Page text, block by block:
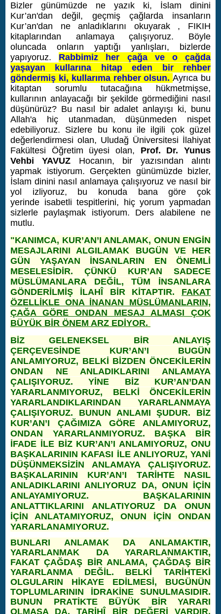
Bizler günümüzde ne yazık ki, İslam dinini
Kur’an'dan değil, geçmiş çağlarda insanların
Kur’an'dan ne anladıklarını okuyarak , FIKIH
kitaplarından anlamaya çalışıyoruz. Böyle
oluncada onların yaptığı yanlışları, bizlerde
yapıyoruz. Rabbimiz her çağa ve o çağda
yaşayan kullarına hitap eden bir rehber
göndermiş ki, kullarıma rehber olsun.Ayrıca bu
kitaptan sorumlu tutacağına hükmetmişse,
kullarının anlayacağı bir şekilde görmediğini nasıl
düşünürüz? Bu nasıl bir adalet anlayışı ki, bunu
Allah'a hiç utanmadan, düşünmeden nispet
edebiliyoruz. Sizlere bu konu ile ilgili çok güzel
değerlendirmesi olan, Uludağ Üniversitesi İlahiyat
Fakültesi Öğretim üyesi olan, Prof. Dr. Yunus
Vehbi YAVUZ Hocanın, bir yazısından alıntı
yapmak istiyorum. Gerçekten günümüzde bizler,
İslam dinini nasıl anlamaya çalışıyoruz ve nasıl bir
yol izliyoruz, bu konuda bana göre çok
yerinde isabetli tespitlerini, hiç yorum yapmadan
sizlerle paylaşmak istiyorum. Ders alabilene ne
mutlu.
"KANIMCA, KUR’AN’I ANLAMAK, ONUN ENGİN
MESAJLARINI ALGILAMAK BUGÜN VE HER
GÜN YAŞAYAN İNSANLARIN EN ÖNEMLİ
MESELESİDİR. ÇÜNKÜ KUR’AN SADECE
MÜSLÜMANLARA DEĞİL, TÜM İNSANLARA
GÖNDERİLMİŞ İLAHÎ BİR KİTAPTIR. FAKAT
ÖZELLİKLE ONA İNANAN MÜSLÜMANLARIN,
ÇAĞA GÖRE ONDAN MESAJ ALMASI ÇOK
BÜYÜK BİR ÖNEM ARZ EDİYOR.
BİZ GELENEKSEL BİR ANLAYIŞ
ÇERÇEVESİNDE KUR’AN’I BUGÜN
ANLAMIYORUZ, BELKİ BİZDEN ÖNCEKİLERİN
ONDAN NE ANLADIKLARINI ANLAMAYA
ÇALIŞIYORUZ. YİNE BİZ KUR’AN’DAN
YARARLANMIYORUZ, BELKİ ÖNCEKİLERİN
YARARLANDIKLARINDAN YARARLANMAYA
ÇALIŞIYORUZ. BUNUN ANLAMI ŞUDUR. BİZ
KUR’AN’I ÇAĞIMIZA GÖRE ANLAMIYORUZ,
ONDAN YARARLANMIYORUZ. BAŞKA BİR
İFADE İLE BİZ KUR’AN’I ANLAMIYORUZ, ONU
BAŞKALARININ KAFASI İLE ANLIYORUZ, YANİ
DÜŞÜNMEKSİZİN ANLAMAYA ÇALIŞIYORUZ.
BAŞKALARININ KUR’AN’I TARİHTE NASIL
ANLADIKLARINI ANLIYORUZ DA, ONUN İÇİN
ANLAYAMIYORUZ. BAŞKALARININ
ANLATTIKLARINI ANLATIYORUZ DA ONUN
İÇİN ANLATAMIYORUZ, ONUN İÇİN ONDAN
YARARLANAMIYORUZ.
BUNLARI ANLAMAK DA ANLAMAKTIR,
YARARLANMAK DA YARARLANMAKTIR,
FAKAT ÇAĞDAŞ BİR ANLAMA, ÇAĞDAŞ BİR
YARARLANMA DEĞİL. BELKİ TARİHTEKİ
OLGULARIN HİKAYE EDİLMESİ, BUGÜNÜN
TOPLUMLARININ İDRAKİNE SUNULMASIDIR.
BUNUN PRATİKTE BÜYÜK BİR YARARI
OLMASA DA, TARİHÎ BİR DEĞERİ VARDIR.